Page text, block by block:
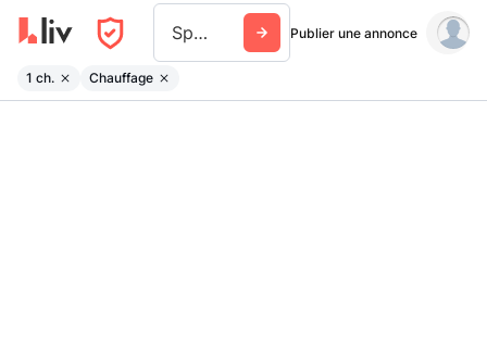
Spokane Publier une annonce
1 ch. Chauffage